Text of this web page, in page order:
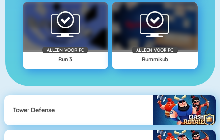
ALLEEN VOOR PC
Run 3
ALLEEN VOOR PC
Rummikub
Tower Defense